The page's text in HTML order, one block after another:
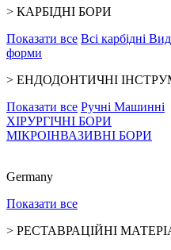
> КАРБІДНІ БОРИ
Показати все Всі карбідні
форми
> ЕНДОДОНТИЧНІ
Показати все Ручні Машинні
ХІРУРГІЧНІ БОРИ
МІКРОІНВАЗИВНІ БОРИ
Germany
Показати все
> РЕСТАВРАЦІЙНІ